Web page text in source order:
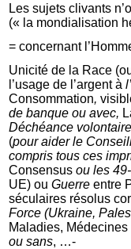
Les sujets clivants
(« la mondialisation
= concernant
Unicité de la Race
l’usage de l’argent à
Consommation,
de banque ou avec,
Déchéance volontaire
(pour aider le
compris tous ces
Consensusou les
UE) ouGuerre entre
séculaires résolus
Force (Ukraine,
Maladies,
ou sans, …-